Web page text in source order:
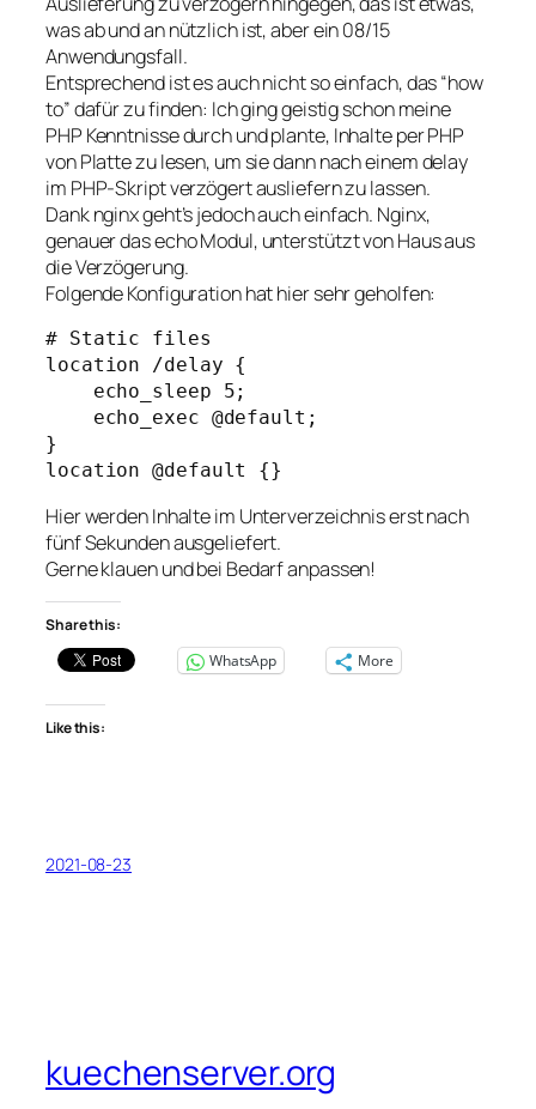
was ab und an nützlich ist, aber ein 08/15
Anwendungsfall.
Entsprechend ist es auch nicht so einfach, das “how
to” dafür zu finden: Ich ging geistig schon meine
PHP Kenntnisse durch und plante, Inhalte per PHP
von Platte zu lesen, um sie dann nach einem delay
im PHP-Skript verzögert ausliefern zu lassen.
Dank nginx geht’s jedoch auch einfach. Nginx,
genauer das echo Modul, unterstützt von Haus aus
die Verzögerung.
Folgende Konfiguration hat hier sehr geholfen:
# Static files
location /delay {
}
location @default {}
Hier werden Inhalte im Unterverzeichnis erst nach
fünf Sekunden ausgeliefert.
Gerne klauen und bei Bedarf anpassen!
Share this:
WhatsApp
More
Like this:
2021-08-23
kuechenserver.org